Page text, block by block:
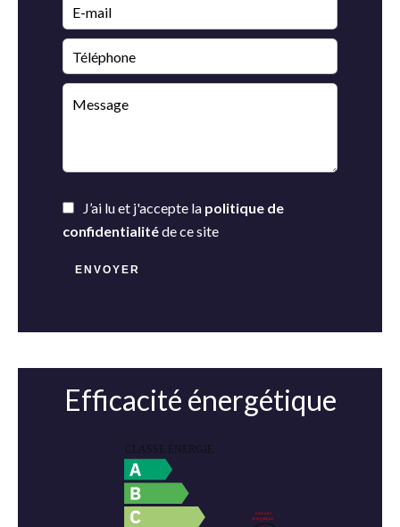
J’ai lu et j'accepte la politique de
confidentialitéde ce site
ENVOYER
Efficacité énergétique